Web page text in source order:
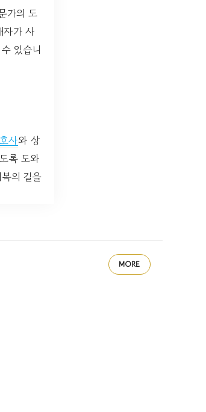
가의 도
자가 사
있습니
사와 상
록 도와
의 길을
MORE